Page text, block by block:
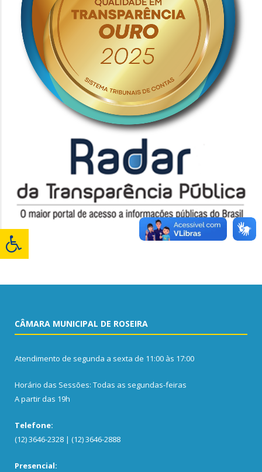
CÂMARA MUNICIPAL DE ROSEIRA
Atendimento de segunda a sexta de 11:00 às 17:00
Horário das Sessões: Todas as segundas-feiras
A partir das 19h
Telefone:
(12) 3646-2328 | (12) 3646-2888
Presencial: